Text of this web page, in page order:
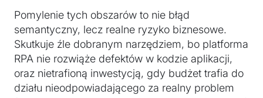
Pomylenie tych obszarów to nie błąd
semantyczny, lecz realne ryzyko biznesowe.
Skutkuje źle dobranym narzędziem, bo platforma
RPA nie rozwiąże defektów w kodzie aplikacji,
oraz nietrafioną inwestycją, gdy budżet trafia do
działu nieodpowiadającego za realny problem